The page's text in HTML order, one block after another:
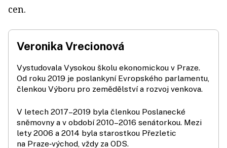
cen.
Veronika Vrecionová
Vystudovala Vysokou školu ekonomickou v Praze.
Od roku 2019 je poslankyní Evropského parlamentu,
členkou Výboru pro zemědělství a rozvoj venkova.
V letech 2017–2019 byla členkou Poslanecké
sněmovny a v období 2010–2016 senátorkou. Mezi
lety 2006 a 2014 byla starostkou Přezletic
na Praze‑východ, vždy za ODS.